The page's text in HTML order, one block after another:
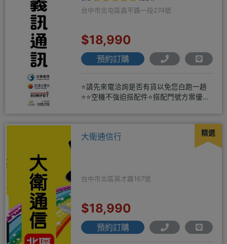
台中市北屯區昌平路一段274號
$18,990
預約訂購
⭐請先來電洽詢是否有貨以免您白跑一趟
⭐⭐空機不強迫搭配件⭐搭配門號方案優惠
精選
大衛通信行
台中市北區英才路167號
$18,990
預約訂購